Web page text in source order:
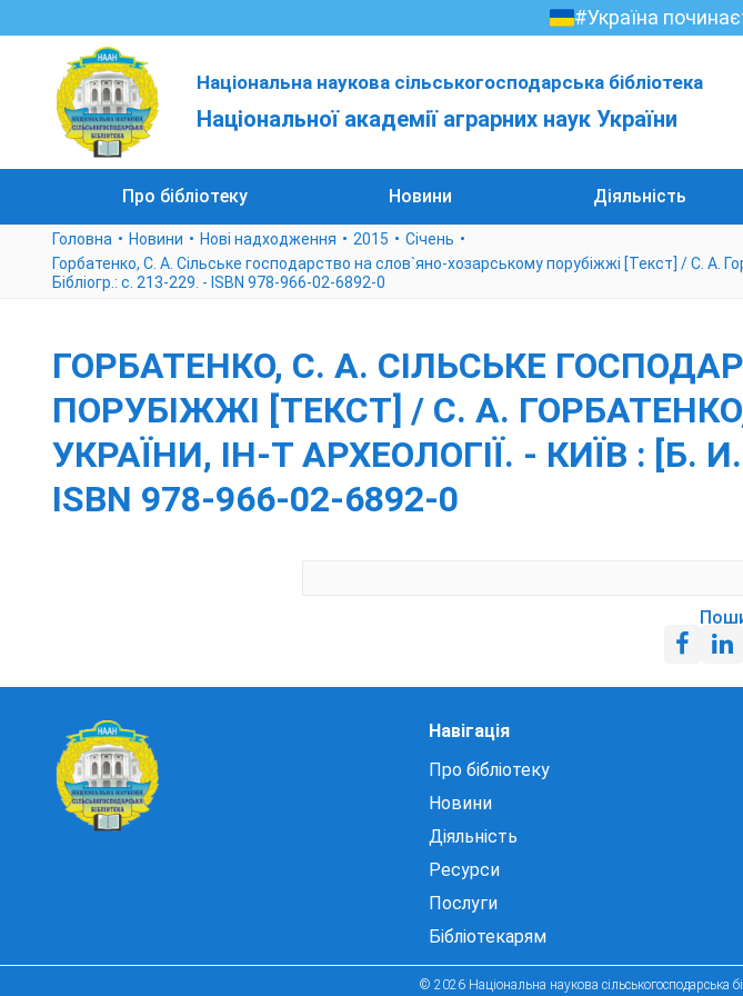
#Україна
Національна наукова сільськогосподарська бібліотека
Національної академії аграрних наук України
Про бібліотеку Новини Діяльність
Головна Новини Нові надходження 2015
Cічень
Горбатенко, С. А. Сільське господарство на слов`яно-хозарському порубіжжі [Текст] / С. А.
Бібліогр.: с. 213-229. - ISBN 978-966-02-6892-0
ГОРБАТЕНКО, С. А. СІЛЬСЬКЕ
ПОРУБІЖЖІ [ТЕКСТ] / С. А.
УКРАЇНИ, ІН-Т АРХЕОЛОГІЇ. - КИЇВ : [Б.
ISBN 978-966-02-6892-0
Навігація
Про бібліотеку
Новини
Діяльність
Ресурси
Послуги
Бібліотекарям
© 2026 Національна наукова сільськогосподарська